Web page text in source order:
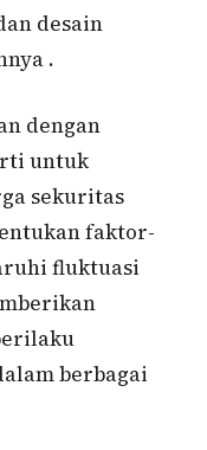
desain
.
dengan
untuk
sekuritas
faktor-
fluktuasi
berbagai